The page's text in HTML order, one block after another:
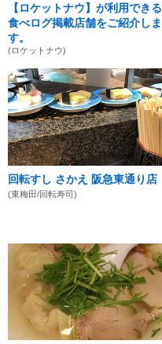
【ロケットナウ】が利用できる
食べログ掲載店舗をご紹介しま
す。
(ロケットナウ)
回転すし さかえ 阪急東通り店
(東梅田/回転寿司)